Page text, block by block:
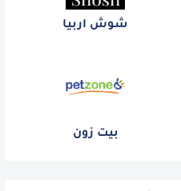
شوش اربيا
بيت زون